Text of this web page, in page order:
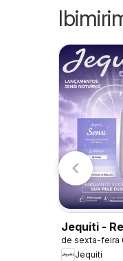
Jequiti -
11/2026
de sexta-feira
Jequiti